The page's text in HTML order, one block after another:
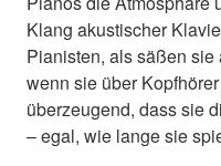
Klang akustischer
Pianisten, als säßen
wenn sie über
überzeugend, dass sie
– egal, wie lange sie